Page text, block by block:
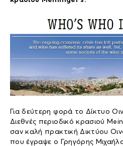
Για δεύτερη φορά το Δίκτυο
Διεθνές περιοδικό κρασιού
σαν καλή πρακτική Δικτύου
που έγραψε ο Γρηγόρης